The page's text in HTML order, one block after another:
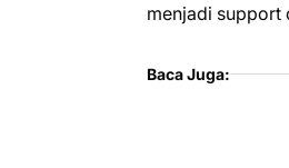
menjadi support
Baca Juga: